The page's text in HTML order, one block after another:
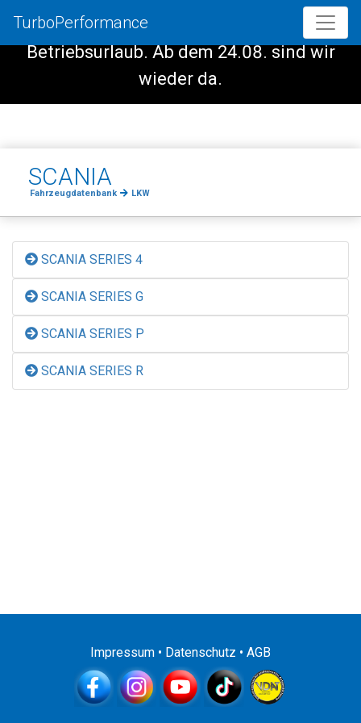
Vom 08.08. - 23.08. haben wir
Betriebsurlaub. Ab dem 24.08. sind wir
wieder da.
TurboPerformance
SCANIA
Fahrzeugdatenbank LKW
SCANIA SERIES 4
SCANIA SERIES G
SCANIA SERIES P
SCANIA SERIES R
Impressum • Datenschutz • AGB